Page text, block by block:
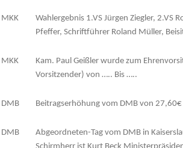
MKK
Wahlergebnis 1.VS Jürgen Ziegler, 2.VS
Pfeffer, Schriftführer Roland Müller,
MKK
Kam. Paul Geißler wurde zum
Vorsitzender) von ….. Bis …..
DMB Beitragserhöhung vom DMB von
DMB
Abgeordneten-Tag vom DMB in